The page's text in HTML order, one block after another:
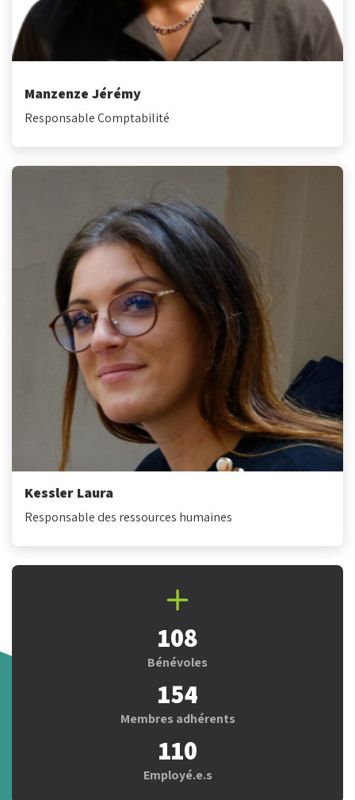
Manzenze Jérémy
Responsable Comptabilité
Kessler Laura
Responsable des ressources humaines
108
Bénévoles
154
Membres adhérents
110
Employé.e.s